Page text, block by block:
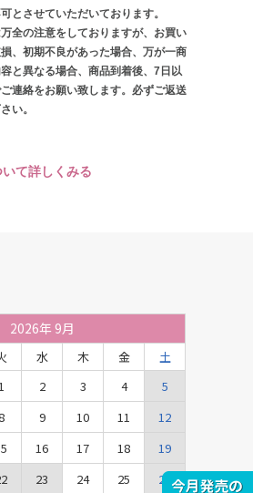
とさせていただいております。
全の注意をしておりますが、お買い
、初期不良があった場合、万が一商
と異なる場合、商品到着後、7日以
連絡をお願い致します。必ずご返送
い。
て詳しくみる
2026年 9月
水 木 金
土
2 3 4
5
9 10 11
12
16 17 18
19
23 24 25 26